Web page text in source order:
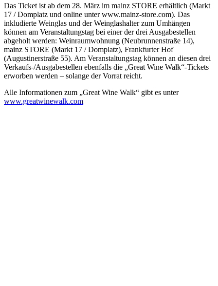
Das Ticket ist ab dem 28. März im mainz STORE erhältlich (Markt
17 / Domplatz und online unter www.mainz-store.com). Das
inkludierte Weinglas und der Weinglashalter zum Umhängen
können am Veranstaltungstag bei einer der drei Ausgabestellen
abgeholt werden: Weinraumwohnung (Neubrunnenstraße 14),
mainz STORE (Markt 17 / Domplatz), Frankfurter Hof
(Augustinerstraße 55). Am Veranstaltungstag können an diesen drei
Verkaufs-/Ausgabestellen ebenfalls die „Great Wine Walk“-Tickets
erworben werden – solange der Vorrat reicht.
Alle Informationen zum „Great Wine Walk“ gibt es unter
www.greatwinewalk.com